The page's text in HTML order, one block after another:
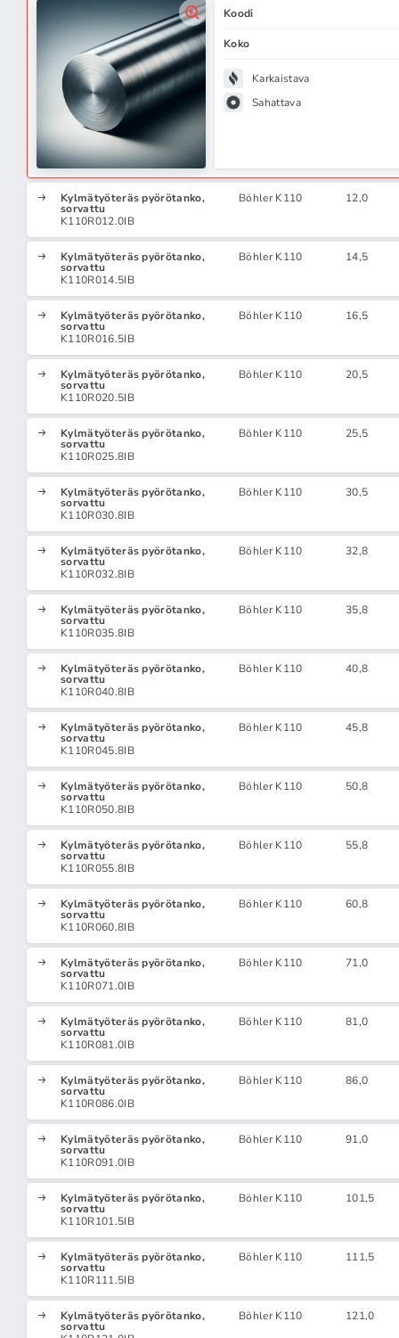
Koodi
Koko
Karkaistava
Sahattava
Kylmätyöteräs pyörötanko,
sorvattu
K110R012.0IB
Böhler K110 12,0
Kylmätyöteräs pyörötanko,
sorvattu
K110R014.5IB
Böhler K110 14,5
Kylmätyöteräs pyörötanko,
sorvattu
K110R016.5IB
Böhler K110 16,5
Kylmätyöteräs pyörötanko,
sorvattu
K110R020.5IB
Böhler K110 20,5
Kylmätyöteräs pyörötanko,
sorvattu
K110R025.8IB
Böhler K110 25,5
Kylmätyöteräs pyörötanko,
sorvattu
K110R030.8IB
Böhler K110 30,5
Kylmätyöteräs pyörötanko,
sorvattu
K110R032.8IB
Böhler K110 32,8
Kylmätyöteräs pyörötanko,
sorvattu
K110R035.8IB
Böhler K110 35,8
Kylmätyöteräs pyörötanko,
sorvattu
K110R040.8IB
Böhler K110 40,8
Kylmätyöteräs pyörötanko,
sorvattu
K110R045.8IB
Böhler K110 45,8
Kylmätyöteräs pyörötanko,
sorvattu
K110R050.8IB
Böhler K110 50,8
Kylmätyöteräs pyörötanko,
sorvattu
K110R055.8IB
Böhler K110 55,8
Kylmätyöteräs pyörötanko,
sorvattu
K110R060.8IB
Böhler K110 60,8
Kylmätyöteräs pyörötanko,
sorvattu
K110R071.0IB
Böhler K110 71,0
Kylmätyöteräs pyörötanko,
sorvattu
K110R081.0IB
Böhler K110 81,0
Kylmätyöteräs pyörötanko,
sorvattu
K110R086.0IB
Böhler K110 86,0
Kylmätyöteräs pyörötanko,
sorvattu
K110R091.0IB
Böhler K110 91,0
Kylmätyöteräs pyörötanko,
sorvattu
K110R101.5IB
Böhler K110 101,5
Kylmätyöteräs pyörötanko,
sorvattu
K110R111.5IB
Böhler K110 111,5
Kylmätyöteräs pyörötanko,
sorvattu
Böhler K110 121,0